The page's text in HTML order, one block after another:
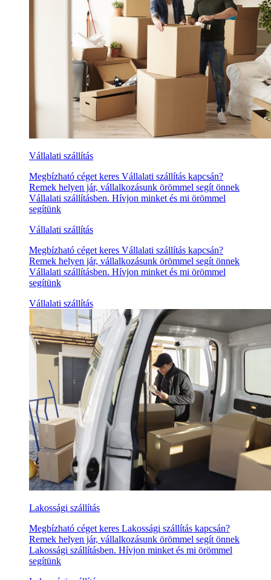
Vállalati szállítás
Megbízható céget keres Vállalati szállítás kapcsán?
Remek helyen jár, vállalkozásunk örömmel segít önnek
Vállalati szállításben. Hívjon minket és mi örömmel
segítünk
Vállalati szállítás
Megbízható céget keres Vállalati szállítás kapcsán?
Remek helyen jár, vállalkozásunk örömmel segít önnek
Vállalati szállításben. Hívjon minket és mi örömmel
segítünk
Vállalati szállítás
Lakossági szállítás
Megbízható céget keres Lakossági szállítás kapcsán?
Remek helyen jár, vállalkozásunk örömmel segít önnek
Lakossági szállításben. Hívjon minket és mi örömmel
segítünk